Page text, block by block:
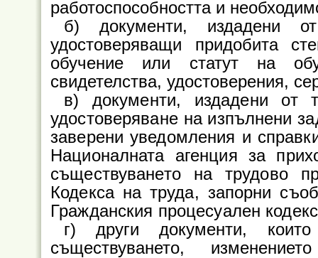
работоспособността и
б) документи, издадени
удостоверяващи придобита
обучение или статут на
свидетелства, удостоверения,
в) документи, издадени от
удостоверяване на изпълнени
заверени уведомления и
Националната агенция за
съществуването на трудово
Кодекса на труда, запорни
Гражданския процесуален
г) други документи,
съществуването,